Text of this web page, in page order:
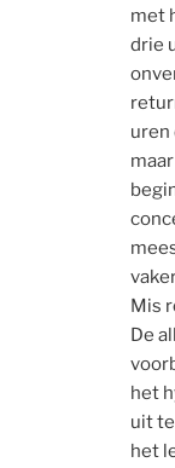
met
drie
uren
Mis
De
het
uit
het